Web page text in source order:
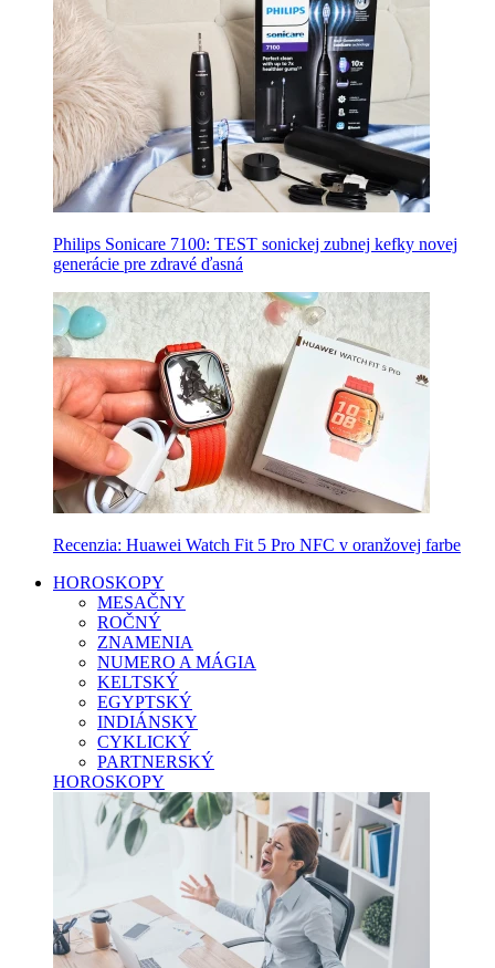
Philips Sonicare 7100: TEST sonickej zubnej kefky novej
generácie pre zdravé ďasná
Recenzia: Huawei Watch Fit 5 Pro NFC v oranžovej farbe
HOROSKOPY
MESAČNY
ROČNÝ
ZNAMENIA
NUMERO A MÁGIA
KELTSKÝ
EGYPTSKÝ
INDIÁNSKY
CYKLICKÝ
PARTNERSKÝ
HOROSKOPY